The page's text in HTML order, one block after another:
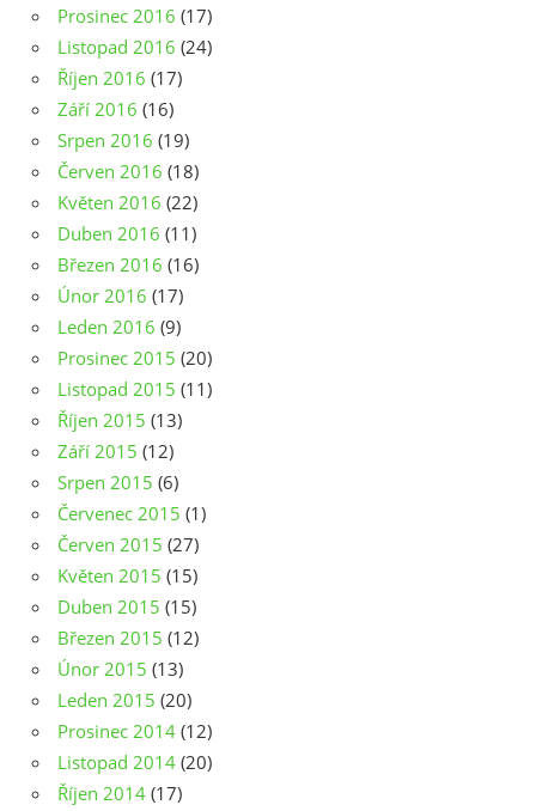
Prosinec 2016 (17)
Listopad 2016 (24)
Říjen 2016 (17)
Září 2016 (16)
Srpen 2016 (19)
Červen 2016 (18)
Květen 2016 (22)
Duben 2016 (11)
Březen 2016 (16)
Únor 2016 (17)
Leden 2016 (9)
Prosinec 2015 (20)
Listopad 2015 (11)
Říjen 2015 (13)
Září 2015 (12)
Srpen 2015 (6)
Červenec 2015 (1)
Červen 2015 (27)
Květen 2015 (15)
Duben 2015 (15)
Březen 2015 (12)
Únor 2015 (13)
Leden 2015 (20)
Prosinec 2014 (12)
Listopad 2014 (20)
Říjen 2014 (17)